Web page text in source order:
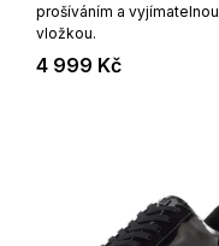
prošíváním a vyjímatelnou
vložkou.
4 999 Kč